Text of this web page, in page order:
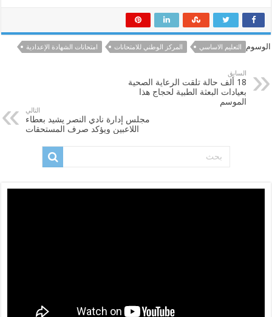
الوسوم التعليم الاساسي المركز الوطني للامتحانات امتحانات الشهادة الإعدادية
السابق
18 ألف حالة تلقت الرعاية الصحية
بعيادات البعثة الطبية لحجاج هذا
الموسم
التالي
مجلس إدارة نادي النصر يشيد بعطاء
اللاعبين ويؤكد صرف المستحقات